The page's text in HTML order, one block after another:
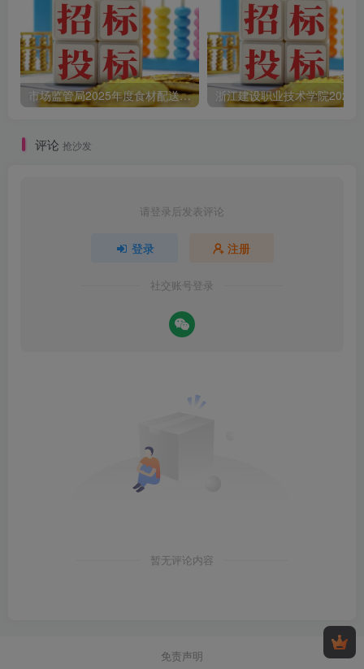
市场监管局2025年度食材配送采购公告
评论 抢沙发
请登录后发表评论
登录 注册
社交账号登录
暂无评论内容
免责声明